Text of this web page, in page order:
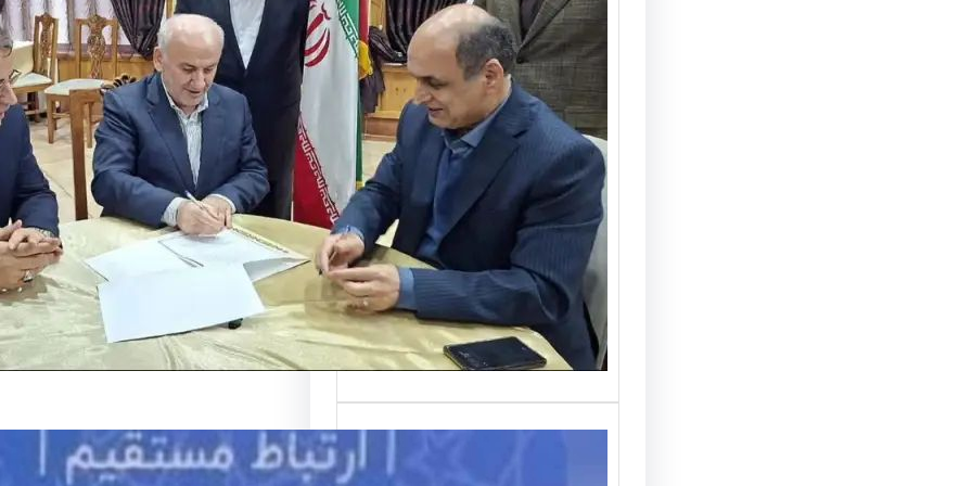
امضای تفاهم‌نامه تردد
خودروهای منطقه آزاد
در سه استان شمالی
تفاهم‌نامه تردد خودروهای
منطقه آزاد در شمال کشور